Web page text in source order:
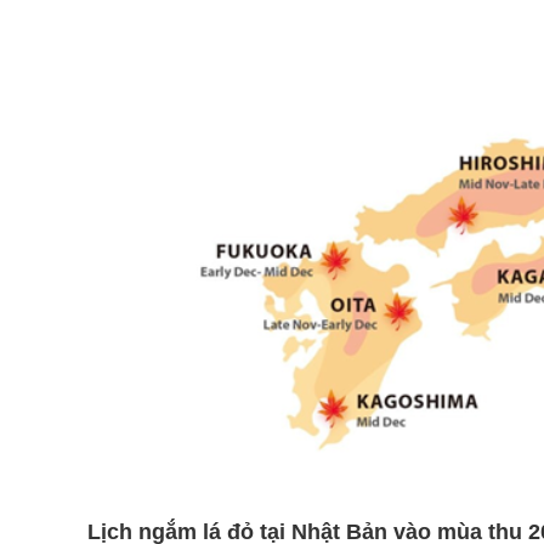
Lịch ngắm lá đỏ tại Nhật Bản vào mùa thu